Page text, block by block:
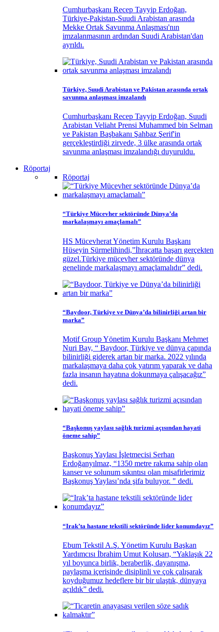
Cumhurbaşkanı Recep Tayyip Erdoğan,
Türkiye-Pakistan-Suudi Arabistan arasında
Mekke Ortak Savunma Anlaşması'nın
imzalanmasının ardından Suudi Arabistan'dan
ayrıldı.
Türkiye, Suudi Arabistan ve Pakistan arasında ortak
savunma anlaşması imzalandı
Cumhurbaşkanı Recep Tayyip Erdoğan, Suudi
Arabistan Veliaht Prensi Muhammed bin Selman
ve Pakistan Başbakanı Şahbaz Şerif'in
gerçekleştirdiği zirvede, 3 ülke arasında ortak
savunma anlaşması imzalandığı duyuruldu.
Röportaj
Röportaj
“Türkiye Mücevher sektöründe Dünya’da
markalaşmayı amaçlamalı”
HS Mücevherat Yönetim Kurulu Başkanı
Hüseyin Sürmelihindi,”İhracatta başarı gerçekten
güzel.Türkiye mücevher sektöründe dünya
genelinde markalaşmayı amaçlamalıdır” dedi.
“Baydoor, Türkiye ve Dünya’da bilinirliği artan bir
marka”
Motif Group Yönetim Kurulu Başkanı Mehmet
Nuri Bay, “ Baydoor, Türkiye ve dünya çapında
bilinirliği giderek artan bir marka. 2022 yılında
markalaşmaya daha çok yatırım yaparak ve daha
fazla insanın hayatına dokunmaya çalışacağız”
dedi.
“Başkonuş yaylası sağlık turizmi açısından hayati
öneme sahip”
Başkonuş Yaylası İşletmecisi Serhan
Erdoğanyılmaz, “1350 metre rakıma sahip olan
kanser ve solunum sıkıntısı olan misafirlerimiz
Başkonuş Yaylası’nda şifa buluyor. " dedi.
“Irak’ta hastane tekstili sektöründe lider konumdayız”
Ebum Tekstil A.Ş. Yönetim Kurulu Başkan
Yardımcısı İbrahim Umut Kolusarı, “Yaklaşık 22
yıl boyunca birlik, beraberlik, dayanışma,
paylaşma içerisinde disiplinli ve çok çalışarak
koyduğumuz hedeflere bir bir ulaştık, dünyaya
açıldık” dedi.